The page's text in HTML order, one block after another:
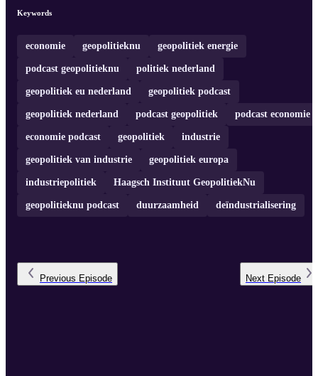
Keywords
economie geopolitieknu geopolitiek energie
podcast geopolitieknu politiek nederland
geopolitiek eu nederland geopolitiek podcast
geopolitiek nederland podcast geopolitiek podcast economie
economie podcast geopolitiek industrie
geopolitiek van industrie geopolitiek europa
industriepolitiek Haagsch Instituut GeopolitiekNu
geopolitieknu podcast duurzaamheid deïndustrialisering
Previous Episode Next Episode